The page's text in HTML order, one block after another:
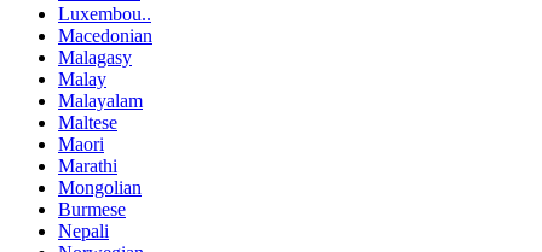
Luxembou..
Macedonian
Malagasy
Malay
Malayalam
Maltese
Maori
Marathi
Mongolian
Burmese
Nepali